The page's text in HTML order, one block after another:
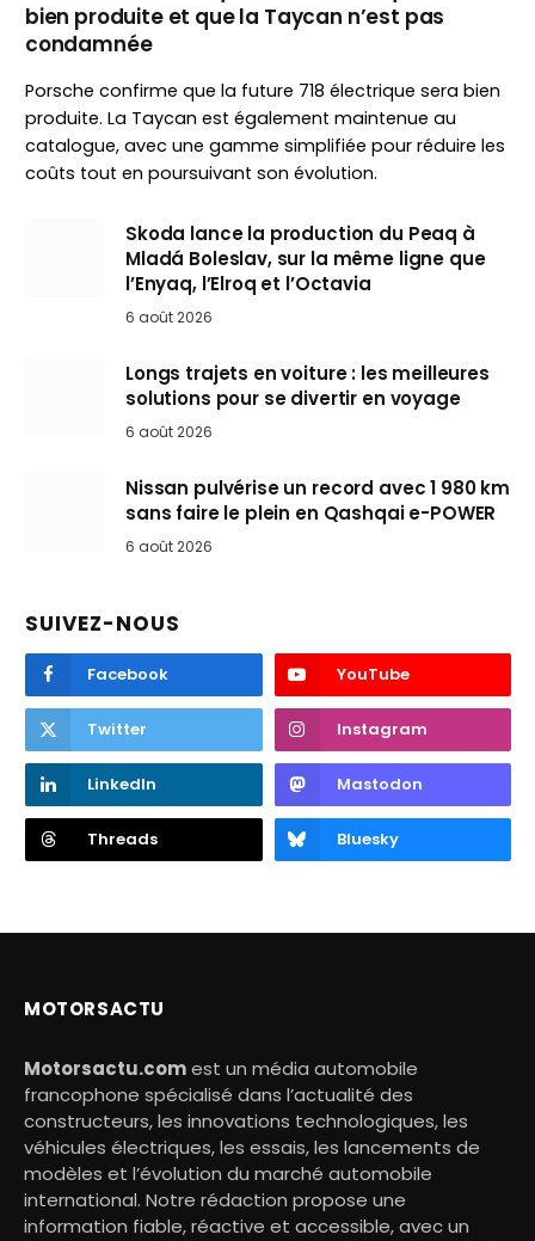
bien produite et que la Taycan n’est pas
condamnée
Porsche confirme que la future 718 électrique sera bien
produite. La Taycan est également maintenue au
catalogue, avec une gamme simplifiée pour réduire les
coûts tout en poursuivant son évolution.
Skoda lance la production du Peaq à
Mladá Boleslav, sur la même ligne que
l’Enyaq, l’Elroq et l’Octavia
6 août 2026
Longs trajets en voiture : les meilleures
solutions pour se divertir en voyage
6 août 2026
Nissan pulvérise un record avec 1 980 km
sans faire le plein en Qashqai e-POWER
6 août 2026
SUIVEZ-NOUS
Facebook YouTube
Twitter Instagram
LinkedIn Mastodon
Threads Bluesky
MOTORSACTU
Motorsactu.comest un média automobile
francophone spécialisé dans l’actualité des
constructeurs, les innovations technologiques, les
véhicules électriques, les essais, les lancements de
modèles et l’évolution du marché automobile
international. Notre rédaction propose une
information fiable, réactive et accessible, avec un